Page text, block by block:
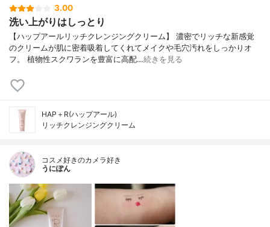
3.00
洗い上がりはしっとり
【ハップアールリッチクレンジングクリーム】 濃密でリッチな新感覚
のクリームが肌に密着吸着してくれてメイクや毛穴汚れをしっかりオ
フ。 植物性スクワランを豊富に高配…続きを見る
HAP＋R(ハップアール)
リッチクレンジングクリーム
コスメ好きのカメラ好き
うにぽん